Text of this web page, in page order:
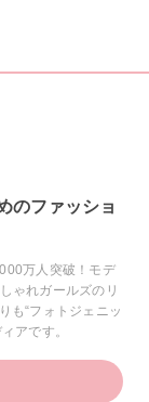
のファッショ
万人突破！モデ
ゃれガールズのリ
も“フォトジェニッ
アです。